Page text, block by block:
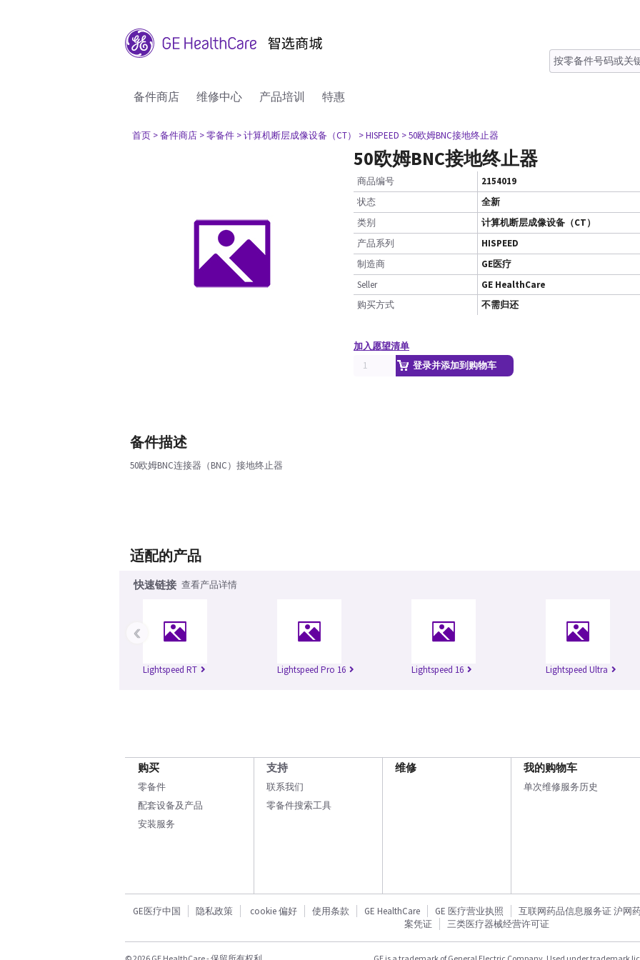
备件商店 维修中心 产品培训 特惠
首页 > 备件商店 > 零备件 > 计算机断层成像设备（CT） > HISPEED > 50欧姆BNC接地终止器
50欧姆BNC接地终止器
商品编号
2154019
状态
全新
类别
计算机断层成像设备（CT）
产品系列
HISPEED
制造商
GE医疗
Seller
GE HealthCare
购买方式
不需归还
加入愿望清单
登录并添加到购物车
备件描述
50欧姆BNC连接器（BNC）接地终止器
适配的产品
快速链接 查看产品详情
Lightspeed RT Lightspeed Pro 16 Lightspeed 16 Lightspeed Ultra
‹
购买
零备件
配套设备及产品
安装服务
支持
联系我们
零备件搜索工具
维修 我的购物车
单次维修服务历史
GE医疗中国 隐私政策 cookie 偏好 使用条款 GE HealthCare GE 医疗营业执照
互联网药品信息服务证 沪网
案凭证
三类医疗器械经营许可证